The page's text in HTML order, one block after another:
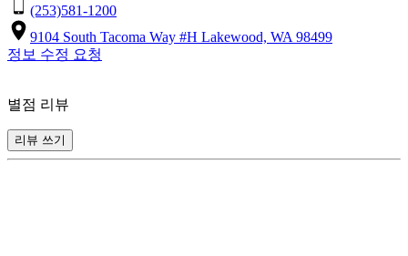
(253)581-1200
9104 South Tacoma Way #H Lakewood, WA 98499
정보 수정 요청
별점 리뷰
리뷰 쓰기